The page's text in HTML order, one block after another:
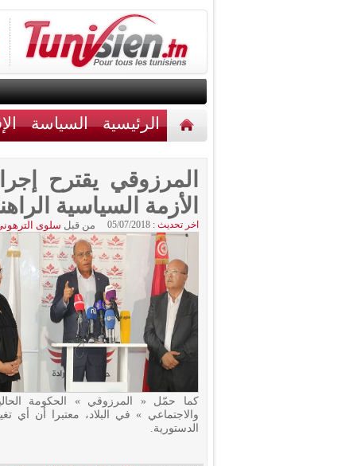
الرئيسية السياسة
المرزوقي يقترح
الأزمة السياسية
اخر تحديث : 05/07/2018 من قبل سلوى
كما حمّل « المرزوقي » الحكومة
والاجتماعي » في البلاد، معتبرا أن أي
الدستورية.